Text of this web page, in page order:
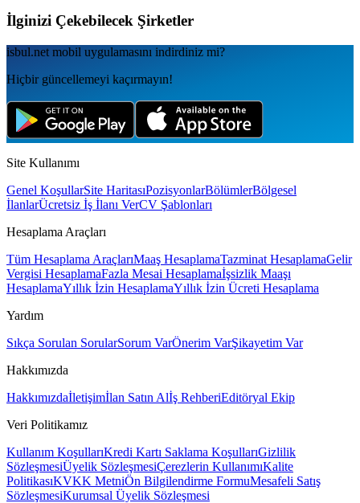
İlginizi Çekebilecek Şirketler
isbul.net mobil uygulamаsını indirdiniz mi?
Hiçbir güncellemeyi kaçırmayın!
Site Kullanımı
Genel KoşullarSite HaritasıPozisyonlarBölümlerBölgesel
İlanlarÜcretsiz İş İlanı VerCV Şablonları
Hesaplama Araçları
Tüm Hesaplama AraçlarıMaaş HesaplamaTazminat HesaplamaGelir
Vergisi HesaplamaFazla Mesai Hesaplamaİşsizlik Maaşı
HesaplamaYıllık İzin HesaplamaYıllık İzin Ücreti Hesaplama
Yardım
Sıkça Sorulan SorularSorum VarÖnerim VarŞikayetim Var
Hakkımızda
Hakkımızdaİletişimİlan Satın Alİş RehberiEditöryal Ekip
Veri Politikamız
Kullanım KoşullarıKredi Kartı Saklama KoşullarıGizlilik
SözleşmesiÜyelik SözleşmesiÇerezlerin KullanımıKalite
PolitikasıKVKK MetniÖn Bilgilendirme FormuMesafeli Satış
SözleşmesiKurumsal Üyelik Sözleşmesi